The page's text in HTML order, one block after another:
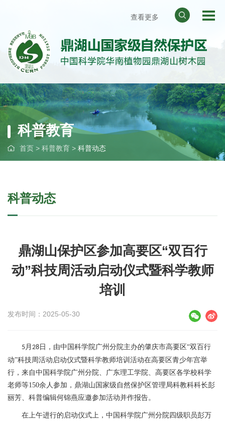
查看更多
天气预报
华南植物园
科普教育
首页 > 科普教育 > 科普动态
科普动态
鼎湖山保护区参加高要区“双百行
动”科技周活动启动仪式暨科学教师
培训
发布时间：2025-05-30
5月 28 日，由中国科学院广州分院主办的肇庆市高要区“双百行
动”科技周活动启动仪式暨科学教师培训活动在高要区青少年宫举
行， 来自中国科学院广州分院、广东理工学院、高要区各学校科学
老师等150余人参加 ，鼎湖山国家级自然保护区管理局科教科科长彭
丽芳、科普编辑何锦燕应邀参加活动并作报告。
在上午进行的启动仪式上，中国科学院广州分院四级职员彭万